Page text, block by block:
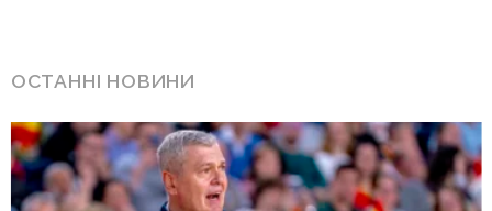
ОСТАННІ НОВИНИ